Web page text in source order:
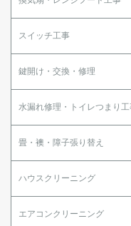
スイッチ工事
鍵開け・交換・修理
水漏れ修理・トイレつまり
畳・襖・障子張り替え
ハウスクリーニング
エアコンクリーニング